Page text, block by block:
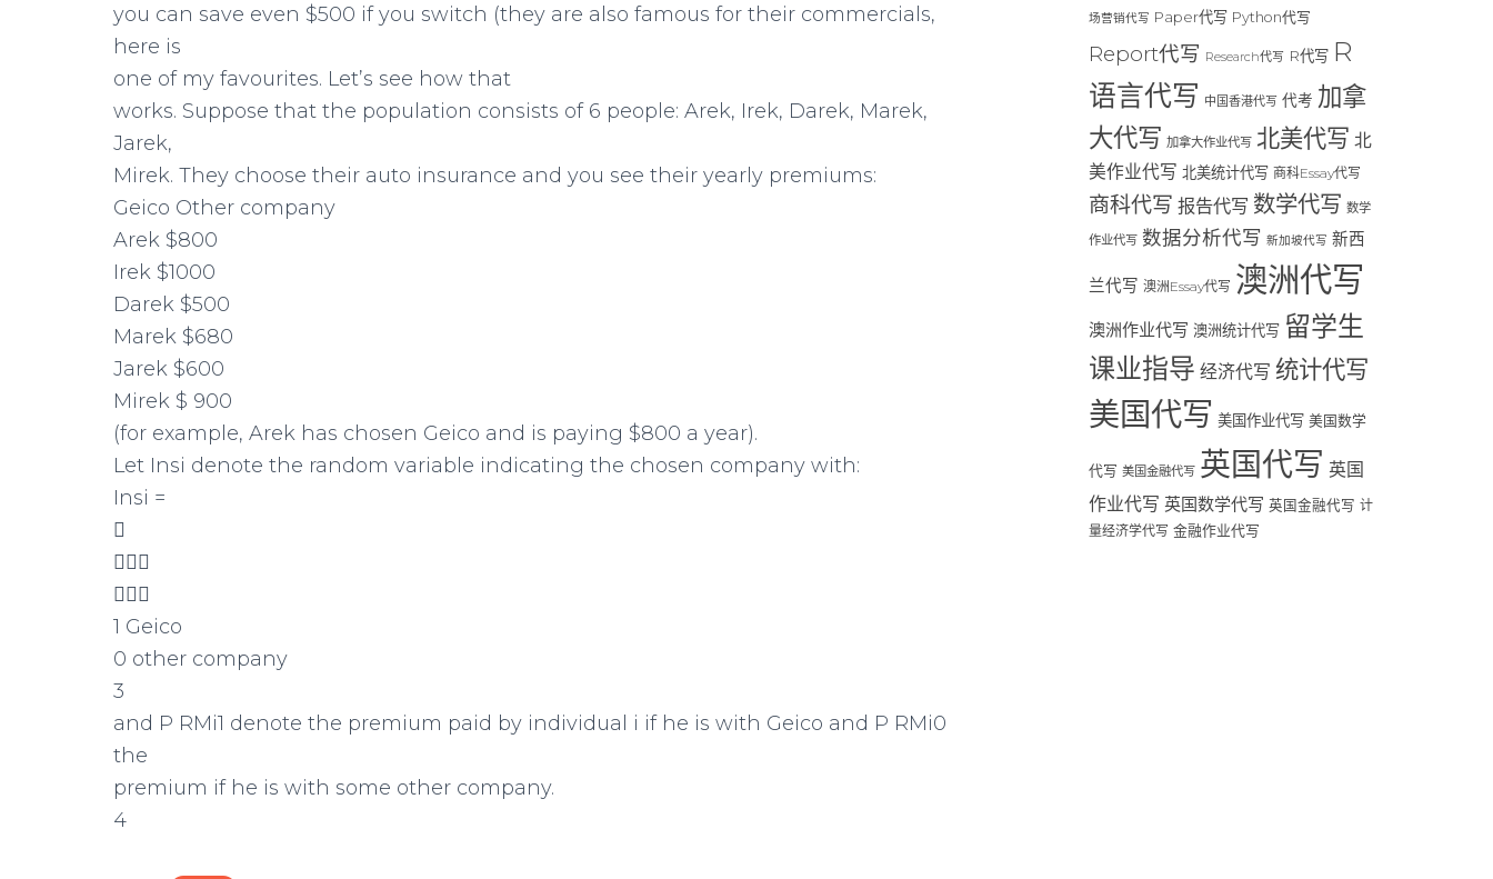
you can save even $500 if you switch (they are also famous for their commercials,
here is
one of my favourites. Let’s see how that
works. Suppose that the population consists of 6 people: Arek, Irek, Darek, Marek,
Jarek,
Mirek. They choose their auto insurance and you see their yearly premiums:
Geico Other company
Arek $800
Irek $1000
Darek $500
Marek $680
Jarek $600
Mirek $ 900
(for example, Arek has chosen Geico and is paying $800 a year).
Let Insi denote the random variable indicating the chosen company with:
Insi =



1 Geico
0 other company
3
and P RMi1 denote the premium paid by individual i if he is with Geico and P RMi0
the
premium if he is with some other company.
4
场营销代写 Paper代写 Python代写
Report代写 Research代写 R代写 R
语言代写 中国香港代写 代考 加拿
大代写 加拿大作业代写 北美代写 北
美作业代写 北美统计代写 商科Essay代写
商科代写 报告代写 数学代写 数学
作业代写 数据分析代写 新加坡代写 新西
兰代写 澳洲Essay代写 澳洲代写
澳洲作业代写 澳洲统计代写 留学生
课业指导 经济代写 统计代写
美国代写 美国作业代写 美国数学
代写 美国金融代写 英国代写 英国
作业代写 英国数学代写 英国金融代写 计
量经济学代写 金融作业代写